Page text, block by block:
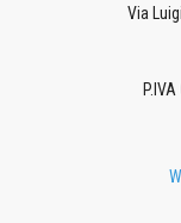
Via
P.IVA